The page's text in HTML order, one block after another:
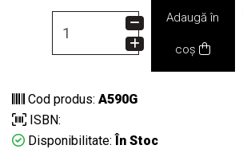
Adaugă în
coș
Cod produs: A590G
ISBN:
Disponibilitate: În Stoc